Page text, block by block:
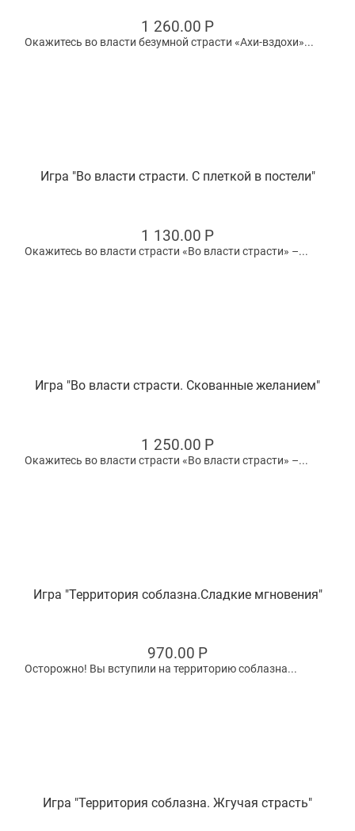
1 260.00 Р
Окажитесь во власти безумной страсти «Ахи-вздохи»...
Игра "Во власти страсти. С плеткой в постели"
1 130.00 Р
Окажитесь во власти страсти «Во власти страсти» –...
Игра "Во власти страсти. Скованные желанием"
1 250.00 Р
Окажитесь во власти страсти «Во власти страсти» –...
Игра "Территория соблазна.Сладкие мгновения"
970.00 Р
Осторожно! Вы вступили на территорию соблазна...
Игра "Территория соблазна. Жгучая страсть"